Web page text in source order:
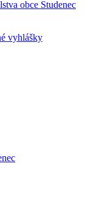
obce Studenec
vyhlášky